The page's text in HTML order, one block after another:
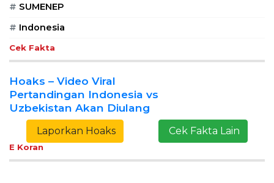
# SUMENEP
# Indonesia
Cek Fakta
Hoaks – Video Viral
Pertandingan Indonesia vs
Uzbekistan Akan Diulang
Laporkan Hoaks Cek Fakta Lain
E Koran